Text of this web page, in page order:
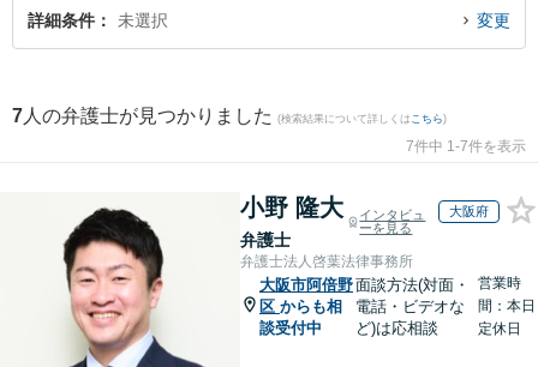
『初回相談無料で音信不通・行方不明の相手への債権回収を法律相談できる大
詳細条件 未選択 変更
7 人の弁護士が見つかりました (検索結果について詳しくは こちら)
7件中 1-7件を表示
小野 隆大
弁護士
インタビュ
ーを見る
大阪府
弁護士法人啓葉法律事務所
大阪市阿倍野
区 からも相
談受付中
面談方法(対面・
電話・ビデオな
ど)は応相談
営業時
間：本日
定休日